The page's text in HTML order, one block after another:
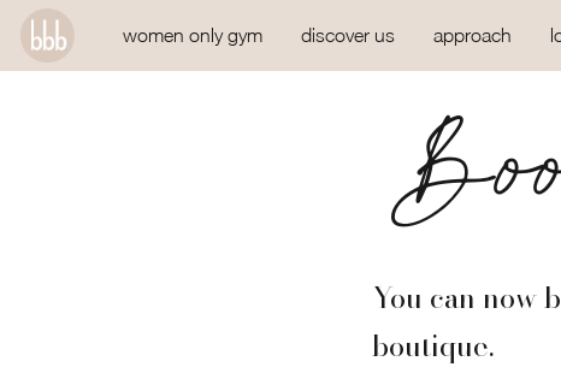
women only gym discover us approach
You can now
boutique.